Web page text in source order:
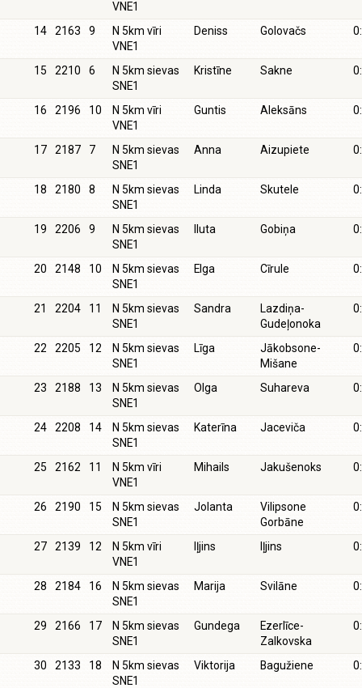
VNE1
14
2163 9
N 5km vīri
VNE1
Deniss Golovačs
15 2210 6
N 5km sievas
SNE1
Kristīne Sakne
16 2196 10
N 5km vīri
VNE1
Guntis Aleksāns
17 2187 7
N 5km sievas
SNE1
Anna Aizupiete
18 2180 8
N 5km sievas
SNE1
Linda Skutele
19 2206 9
N 5km sievas
SNE1
Iluta Gobiņa
20 2148 10
N 5km sievas
SNE1
Elga Cīrule
21 2204 11
N 5km sievas
SNE1
Sandra
Lazdiņa-
Gudeļonoka
22 2205 12
N 5km sievas
SNE1
Līga
Jākobsone-
Mišane
23 2188 13
N 5km sievas
SNE1
Olga Suhareva
24 2208 14
N 5km sievas
SNE1
Katerīna Jaceviča
25 2162 11
N 5km vīri
VNE1
Mihails Jakušenoks
26 2190 15
N 5km sievas
SNE1
Jolanta
Vilipsone
Gorbāne
27 2139 12
N 5km vīri
VNE1
Iļjins Iļjins
28 2184 16
N 5km sievas
SNE1
Marija Svilāne
29 2166 17
N 5km sievas
SNE1
Gundega
Ezerlīce-
Zalkovska
30 2133 18
N 5km sievas
SNE1
Viktorija Bagužiene